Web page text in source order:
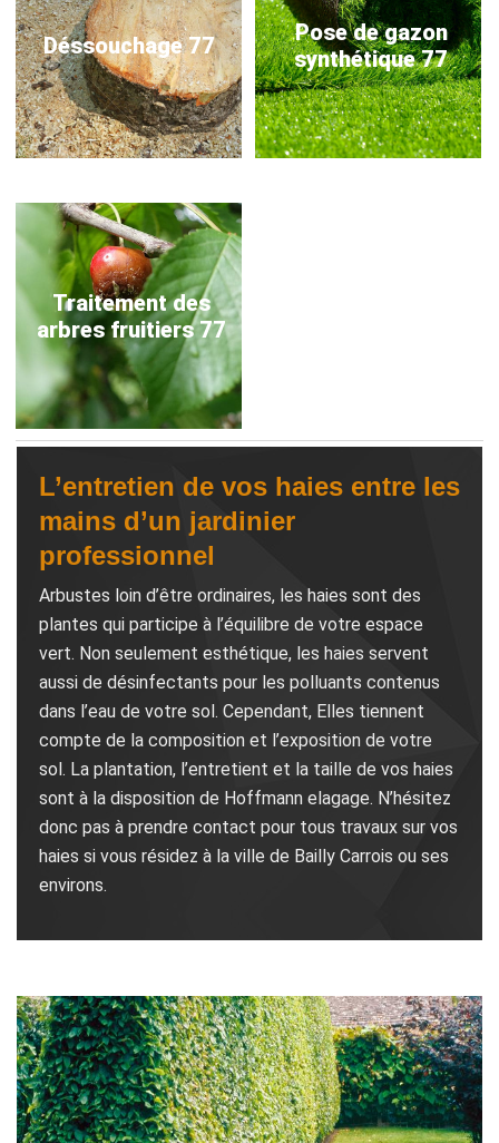
Déssouchage 77
Pose de gazon
synthétique 77
Traitement des
arbres fruitiers 77
L’entretien de vos haies entre les
mains d’un jardinier
professionnel
Arbustes loin d’être ordinaires, les haies sont des
plantes qui participe à l’équilibre de votre espace
vert. Non seulement esthétique, les haies servent
aussi de désinfectants pour les polluants contenus
dans l’eau de votre sol. Cependant, Elles tiennent
compte de la composition et l’exposition de votre
sol. La plantation, l’entretient et la taille de vos haies
sont à la disposition de Hoffmann elagage. N’hésitez
donc pas à prendre contact pour tous travaux sur vos
haies si vous résidez à la ville de Bailly Carrois ou ses
environs.